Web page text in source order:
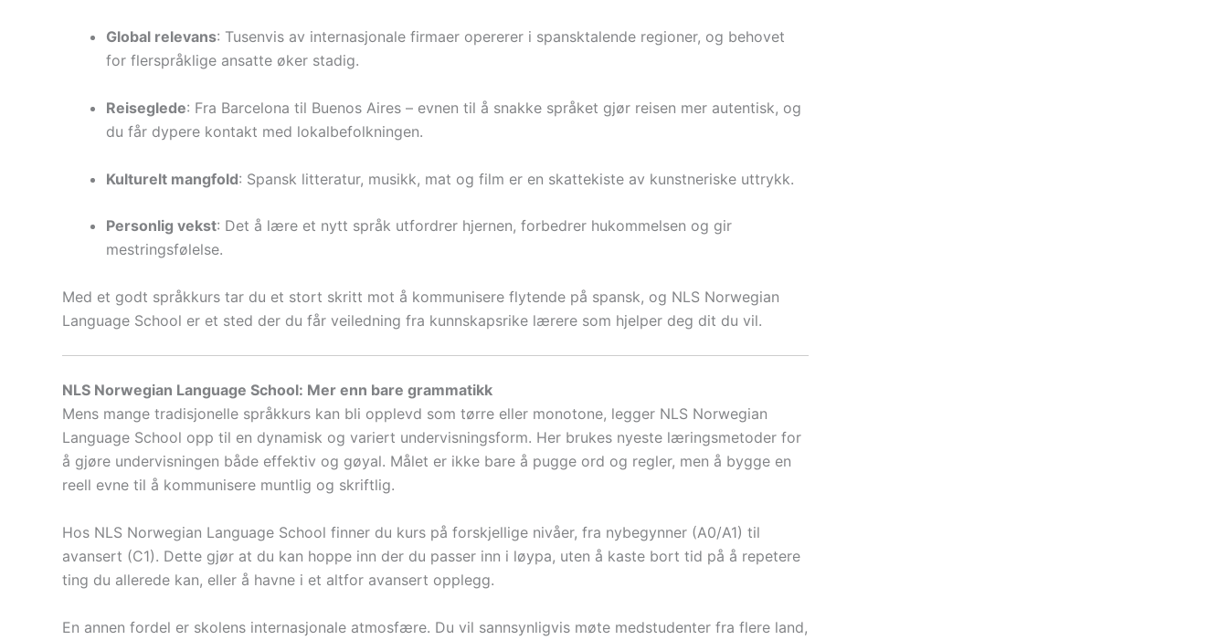
Global relevans: Tusenvis av internasjonale firmaer opererer i spansktalende regioner, og behovet
for flerspråklige ansatte øker stadig.
Reiseglede: Fra Barcelona til Buenos Aires – evnen til å snakke språket gjør reisen mer autentisk, og
du får dypere kontakt med lokalbefolkningen.
Kulturelt mangfold: Spansk litteratur, musikk, mat og film er en skattekiste av kunstneriske uttrykk.
Personlig vekst: Det å lære et nytt språk utfordrer hjernen, forbedrer hukommelsen og gir
mestringsfølelse.
Med et godt språkkurs tar du et stort skritt mot å kommunisere flytende på spansk, og NLS Norwegian
Language School er et sted der du får veiledning fra kunnskapsrike lærere som hjelper deg dit du vil.
NLS Norwegian Language School: Mer enn bare grammatikk
Mens mange tradisjonelle språkkurs kan bli opplevd som tørre eller monotone, legger NLS Norwegian
Language School opp til en dynamisk og variert undervisningsform. Her brukes nyeste læringsmetoder for
å gjøre undervisningen både effektiv og gøyal. Målet er ikke bare å pugge ord og regler, men å bygge en
reell evne til å kommunisere muntlig og skriftlig.
Hos NLS Norwegian Language School finner du kurs på forskjellige nivåer, fra nybegynner (A0/A1) til
avansert (C1). Dette gjør at du kan hoppe inn der du passer inn i løypa, uten å kaste bort tid på å repetere
ting du allerede kan, eller å havne i et altfor avansert opplegg.
En annen fordel er skolens internasjonale atmosfære. Du vil sannsynligvis møte medstudenter fra flere land,